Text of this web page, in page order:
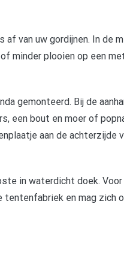
af van uw gordijnen. In de
minder plooien op een
gemonteerd. Bij de
een bout en moer of
aan de achterzijde
in waterdicht doek.
en mag zich